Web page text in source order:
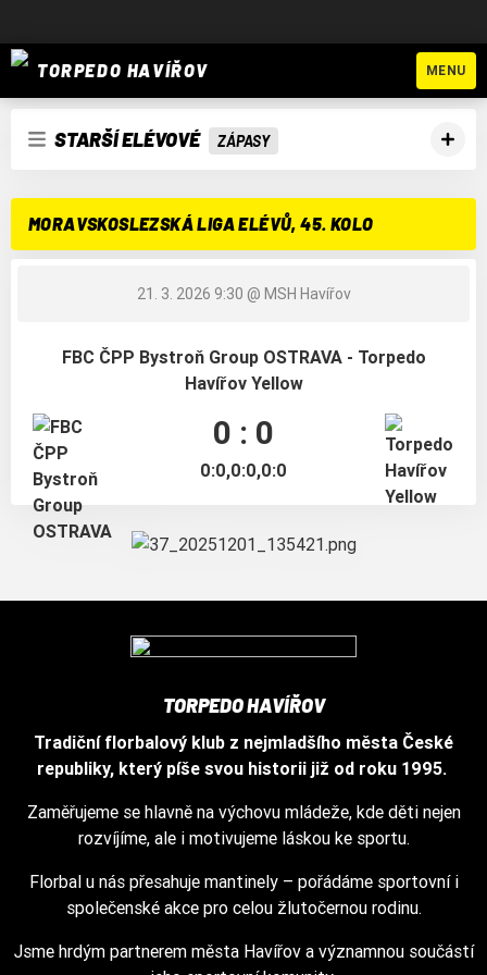
TORPEDO HAVÍŘOV MENU
STARŠÍ ELÉVOVÉ ZÁPASY
MORAVSKOSLEZSKÁ LIGA ELÉVŮ, 45. KOLO
21. 3. 2026 9:30 @ MSH Havířov
FBC ČPP Bystroň Group OSTRAVA - Torpedo
Havířov Yellow
0 : 0
0:0,0:0,0:0
TORPEDO HAVÍŘOV
Tradiční florbalový klub z nejmladšího města České
republiky, který píše svou historii již od roku 1995.
Zaměřujeme se hlavně na výchovu mládeže, kde děti nejen
rozvíjíme, ale i motivujeme láskou ke sportu.
Florbal u nás přesahuje mantinely – pořádáme sportovní i
společenské akce pro celou žlutočernou rodinu.
Jsme hrdým partnerem města Havířov a významnou součástí